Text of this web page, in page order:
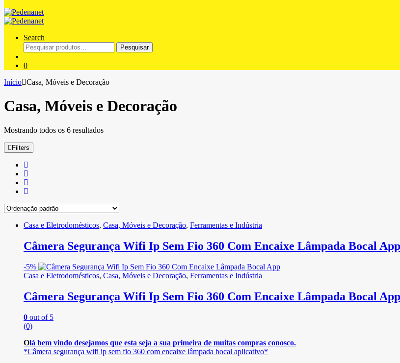
Search
Pesquisar
por:
Pesquisar
0
Início Casa, Móveis e Decoração
Casa, Móveis e Decoração
Mostrando todos os 6 resultados
Filters
Casa e Eletrodomésticos, Casa, Móveis e Decoração, Ferramentas e Indústria
Câmera Segurança Wifi Ip Sem Fio 360 Com Encaixe Lâmpada Bocal App
-5%
Casa e Eletrodomésticos, Casa, Móveis e Decoração, Ferramentas e Indústria
Câmera Segurança Wifi Ip Sem Fio 360 Com Encaixe Lâmpada Bocal App
0 out of 5
(0)
Olá bem vindo desejamos que esta seja a sua primeira de muitas compras conosco.
*Câmera segurança wifi ip sem fio 360 com encaixe lâmpada bocal aplicativo*